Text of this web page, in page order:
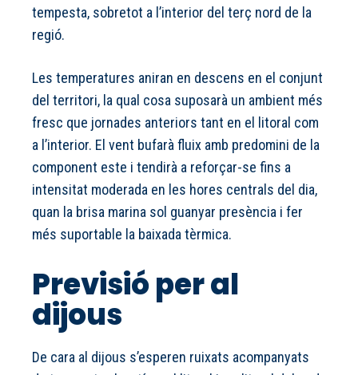
tempesta, sobretot a l’interior del terç nord de la
regió.
Les temperatures aniran en descens en el conjunt
del territori, la qual cosa suposarà un ambient més
fresc que jornades anteriors tant en el litoral com
a l’interior. El vent bufarà fluix amb predomini de la
component este i tendirà a reforçar-se fins a
intensitat moderada en les hores centrals del dia,
quan la brisa marina sol guanyar presència i fer
més suportable la baixada tèrmica.
Previsió per al
dijous
De cara al dijous s’esperen ruixats acompanyats